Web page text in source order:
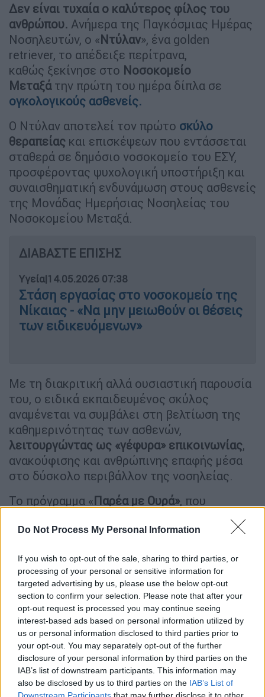
Do Not Process My Personal Information
If you wish to opt-out of the sale, sharing to third parties, or
processing of your personal or sensitive information for
targeted advertising by us, please use the below opt-out
section to confirm your selection. Please note that after your
opt-out request is processed you may continue seeing
interest-based ads based on personal information utilized by
us or personal information disclosed to third parties prior to
your opt-out. You may separately opt-out of the further
disclosure of your personal information by third parties on the
IAB’s list of downstream participants. This information may
also be disclosed by us to third parties on the IAB’s List of
Δεν είναι τυχαία ο καλύτερος φίλος του
ανθρώπου. Ανήμερα της Παγκόσμιας Ημέρας
Νοσηλευτών, ο «Ντύλαν», ένα golden
retriever, το απέδειξε περίτρανα,
καθώς ξεκίνησε στο Νοσοκομείο
Μεταξά την πρώτη του ημέρα δίπλα σε
ογκολογικούς ασθενείς.
Ο Ντύλαν αποτελεί τον πρώτο σκύλο
θεραπείας και επισκέψεων που εντάσσεται
σταθερά σε δημόσιο νοσοκομείο του ΕΣΥ,
προσφέροντας ψυχολογική υποστήριξη και
συναισθηματική ενδυνάμωση στους ασθενείς
της Μονάδας Ημερήσιας Νοσηλείας του
Νοσοκομείου Μεταξά.
ΔΙΑΒΑΣΤΕ ΕΠΙΣΗΣ
Υγεία|14.05.2026 07:38
Στάση εργασίας στο νοσοκομείο της
Νίκαιας - «Να μην μειωθούν οι θέσεις
των ειδικευόμενων»
Με τη διακριτική αλλά ουσιαστική παρουσία
του, ο ειδικά εκπαιδευμένος σκύλος
αναμένεται να συμβάλει στη βελτίωση της
καθημερινότητας των ασθενών,
λειτουργώντας ως «γέφυρα» επικοινωνίας,
ανακούφισης και ανθρώπινης επαφής μέσα
στο δύσκολο περιβάλλον της νοσηλείας.
Το πρόγραμμα «Παρέα με Ουρά», που
Νοσοκομείο Μεταξά,
συμπλήρωσε ήδη έναν χρόνο επιτυχημένης
σημειώνεται— ότι η θεραπευτική επαφή
ανθρώπων και ζώων μπορεί να αποτελέσει
ουσιαστικό κομμάτι της φροντίδας υγείας.
Το πρόγραμμα συμπλήρωσε ήδη έναν χρόνο
επιτυχημένης λειτουργίας (έναρξη 14
Απριλίου 2025), έχοντας αγκαλιαστεί θερμά
από ασθενείς, συνοδούς και επαγγελματίες
υγείας.